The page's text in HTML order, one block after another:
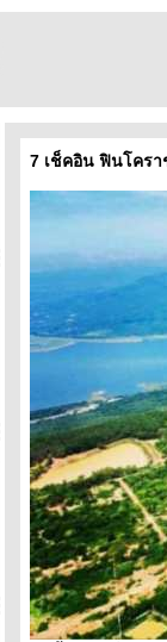
7 เช็คอิน ฟินโครา